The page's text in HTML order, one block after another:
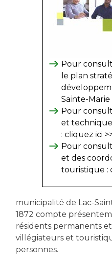
Pour
le plan
Sainte-Marie
Pour
et
: cliquez ici
Pour
et des
touristique :
municipalité de Lac-
1872 compte
résidents permanents
villégiateurs et
personnes.